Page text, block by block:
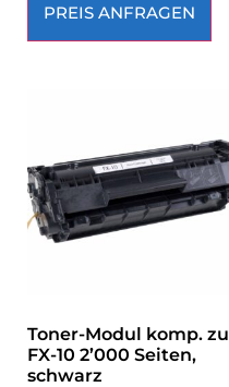
PREIS ANFRAGEN
Toner-Modul komp. zu
FX-10 2’000 Seiten,
schwarz